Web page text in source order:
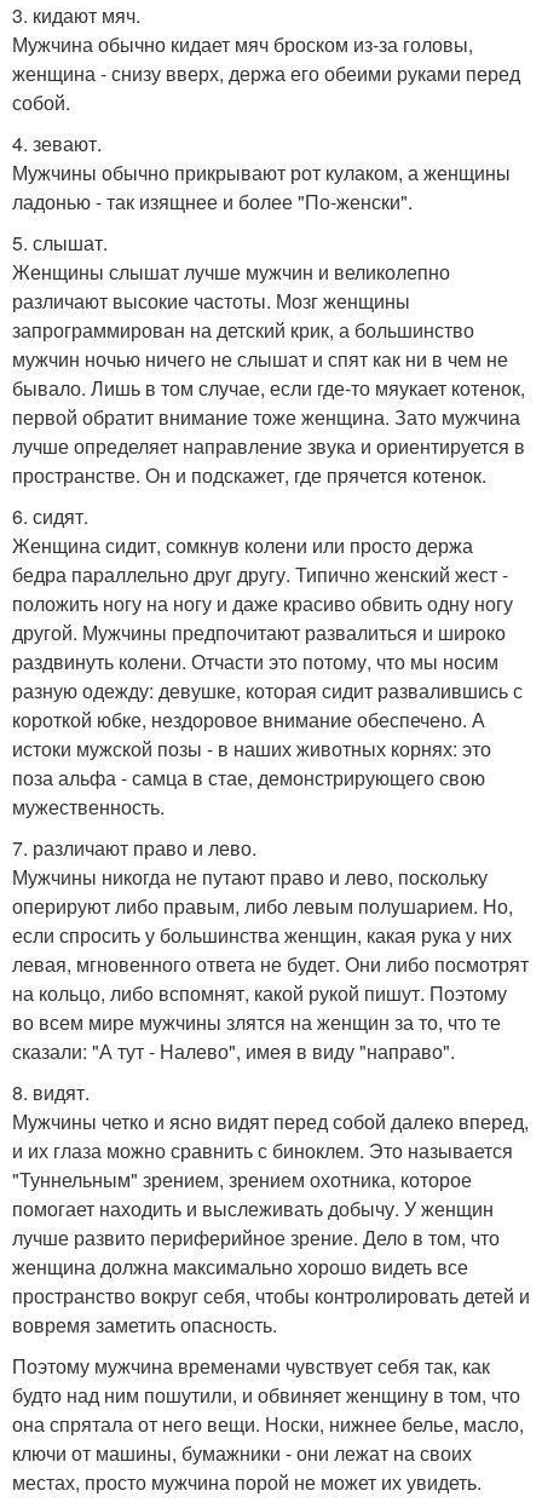
3. кидают мяч.
Мужчина обычно кидает мяч броском из-за головы,
женщина - снизу вверх, держа его обеими руками перед
собой.
4. зевают.
Мужчины обычно прикрывают рот кулаком, а женщины
ладонью - так изящнее и более "По-женски".
5. слышат.
Женщины слышат лучше мужчин и великолепно
различают высокие частоты. Мозг женщины
запрограммирован на детский крик, а большинство
мужчин ночью ничего не слышат и спят как ни в чем не
бывало. Лишь в том случае, если где-то мяукает котенок,
первой обратит внимание тоже женщина. Зато мужчина
лучше определяет направление звука и ориентируется в
пространстве. Он и подскажет, где прячется котенок.
6. сидят.
Женщина сидит, сомкнув колени или просто держа
бедра параллельно друг другу. Типично женский жест -
положить ногу на ногу и даже красиво обвить одну ногу
другой. Мужчины предпочитают развалиться и широко
раздвинуть колени. Отчасти это потому, что мы носим
разную одежду: девушке, которая сидит развалившись с
короткой юбке, нездоровое внимание обеспечено. А
истоки мужской позы - в наших животных корнях: это
поза альфа - самца в стае, демонстрирующего свою
мужественность.
7. различают право и лево.
Мужчины никогда не путают право и лево, поскольку
оперируют либо правым, либо левым полушарием. Но,
если спросить у большинства женщин, какая рука у них
левая, мгновенного ответа не будет. Они либо посмотрят
на кольцо, либо вспомнят, какой рукой пишут. Поэтому
во всем мире мужчины злятся на женщин за то, что те
сказали: "А тут - Налево", имея в виду "направо".
8. видят.
Мужчины четко и ясно видят перед собой далеко вперед,
и их глаза можно сравнить с биноклем. Это называется
"Туннельным" зрением, зрением охотника, которое
помогает находить и выслеживать добычу. У женщин
лучше развито периферийное зрение. Дело в том, что
женщина должна максимально хорошо видеть все
пространство вокруг себя, чтобы контролировать детей и
вовремя заметить опасность.
Поэтому мужчина временами чувствует себя так, как
будто над ним пошутили, и обвиняет женщину в том, что
она спрятала от него вещи. Носки, нижнее белье, масло,
ключи от машины, бумажники - они лежат на своих
местах, просто мужчина порой не может их увидеть.